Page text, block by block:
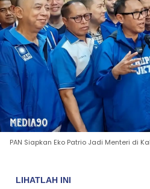
PAN Siapkan Eko Patrio Jadi Menteri di